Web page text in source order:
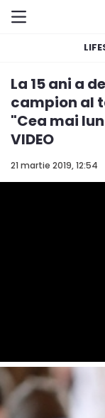
21 martie 2019, 12:54
La 15 ani a
campion al
"Cea mai
VIDEO